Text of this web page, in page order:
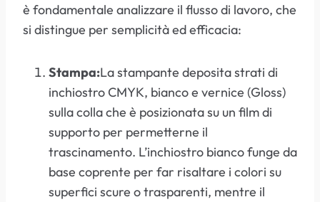
è fondamentale analizzare il flusso di lavoro, che
si distingue per semplicità ed efficacia:
Stampa:La stampante deposita strati di
inchiostro CMYK, bianco e vernice (Gloss)
sulla colla che è posizionata su un film di
supporto per permetterne il
trascinamento. L’inchiostro bianco funge da
base coprente per far risaltare i colori su
superfici scure o trasparenti, mentre il